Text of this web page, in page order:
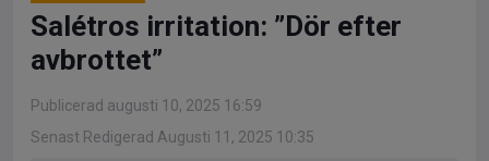
Salétros irritation: ”Dör efter
avbrottet”
Publicerad augusti 10, 2025 16:59
Senast Redigerad Augusti 11, 2025 10:35